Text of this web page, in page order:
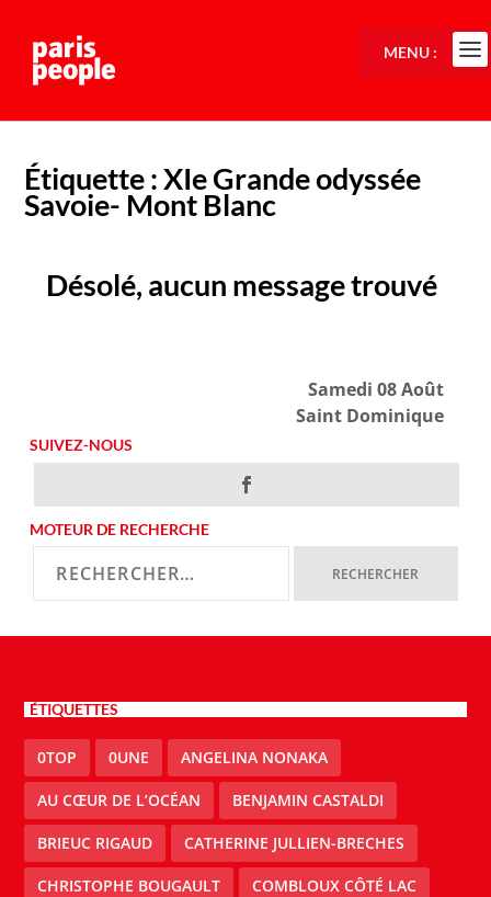
Étiquette :XIe Grande odyssée
Savoie- Mont Blanc
Désolé, aucun message trouvé
Samedi 08 Août
Saint Dominique
SUIVEZ-NOUS
MOTEUR DE RECHERCHE
ÉTIQUETTES
0TOP 0UNE ANGELINA NONAKA
AU CŒUR DE L’OCÉAN BENJAMIN CASTALDI
BRIEUC RIGAUD CATHERINE JULLIEN-BRECHES
CHRISTOPHE BOUGAULT COMBLOUX CÔTÉ LAC
MENU :